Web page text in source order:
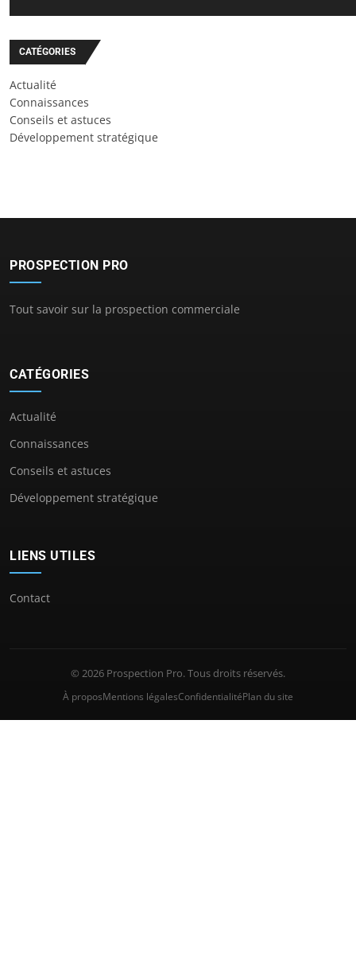
CATÉGORIES
Actualité
Connaissances
Conseils et astuces
Développement stratégique
PROSPECTION PRO
Tout savoir sur la prospection commerciale
CATÉGORIES
Actualité
Connaissances
Conseils et astuces
Développement stratégique
LIENS UTILES
Contact
© 2026 Prospection Pro. Tous droits réservés.
À proposMentions légalesConfidentialitéPlan du site